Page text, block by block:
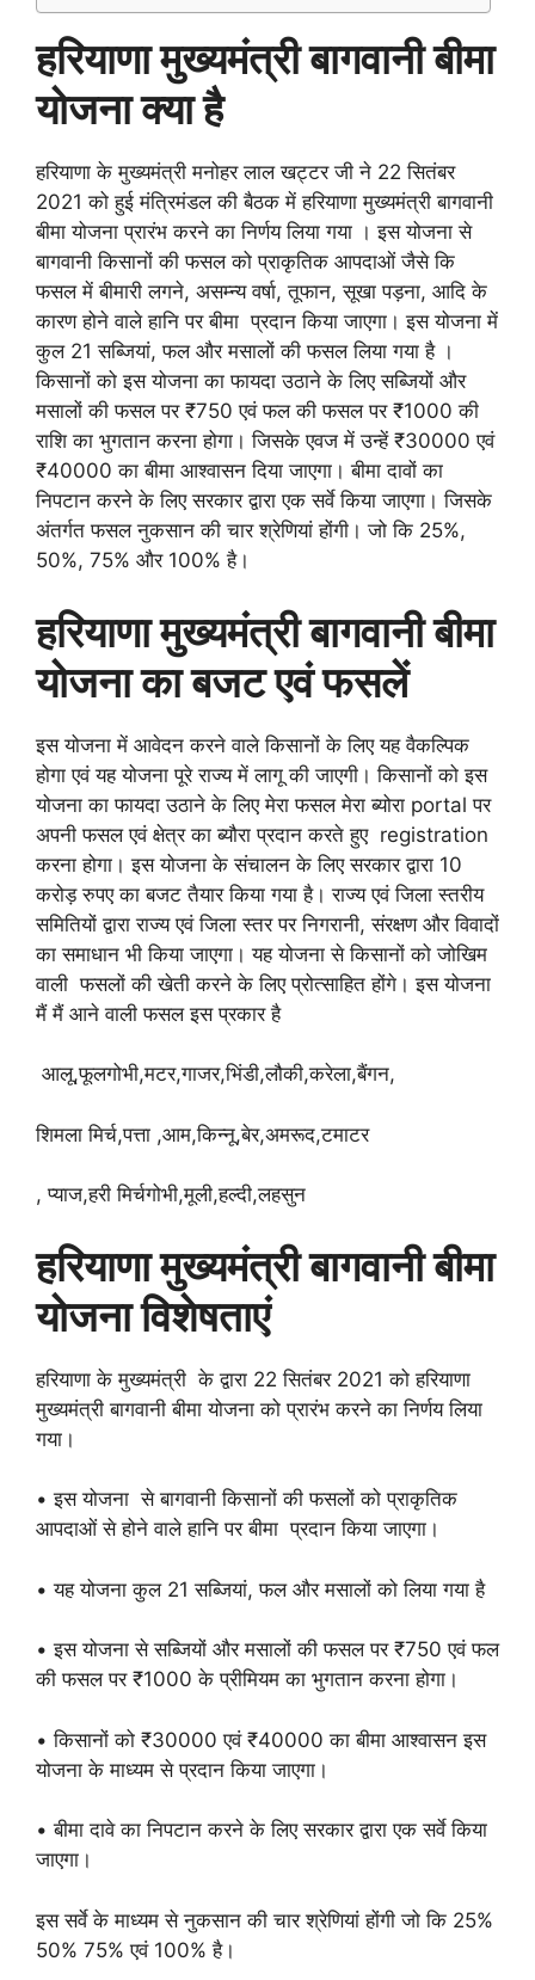
हरियाणामुख्यमंत्रीबागवानीबीमा
योजनाक्याहै
हरियाणा के मुख्यमंत्री मनोहर लाल खट्टर जी ने 22 सितंबर
2021 को हुई मंत्रिमंडल की बैठक में हरियाणा मुख्यमंत्री बागवानी
बीमा योजना प्रारंभ करने का निर्णय लिया गया । इस योजना से
बागवानी किसानों की फसल को प्राकृतिक आपदाओं जैसे कि
फसल में बीमारी लगने, असम्न्य वर्षा, तूफान, सूखा पड़ना, आदि के
कारण होने वाले हानि पर बीमा प्रदान किया जाएगा। इस योजना में
कुल 21 सब्जियां, फल और मसालों की फसल लिया गया है ।
किसानों को इस योजना का फायदा उठाने के लिए सब्जियों और
मसालों की फसल पर ₹750 एवं फल की फसल पर ₹1000 की
राशि का भुगतान करना होगा। जिसके एवज में उन्हें ₹30000 एवं
₹40000 का बीमा आश्वासन दिया जाएगा। बीमा दावों का
निपटान करने के लिए सरकार द्वारा एक सर्वे किया जाएगा। जिसके
अंतर्गत फसल नुकसान की चार श्रेणियां होंगी। जो कि 25%,
50%, 75% और 100% है।
हरियाणामुख्यमंत्रीबागवानीबीमा
योजनाकाबजटएवंफसलें
इस योजना में आवेदन करने वाले किसानों के लिए यह वैकल्पिक
होगा एवं यह योजना पूरे राज्य में लागू की जाएगी। किसानों को इस
योजना का फायदा उठाने के लिए मेरा फसल मेरा ब्योरा portal पर
अपनी फसल एवं क्षेत्र का ब्यौरा प्रदान करते हुए registration
करना होगा। इस योजना के संचालन के लिए सरकार द्वारा 10
करोड़ रुपए का बजट तैयार किया गया है। राज्य एवं जिला स्तरीय
समितियों द्वारा राज्य एवं जिला स्तर पर निगरानी, संरक्षण और विवादों
का समाधान भी किया जाएगा। यह योजना से किसानों को जोखिम
वाली फसलों की खेती करने के लिए प्रोत्साहित होंगे। इस योजना
मैं मैं आने वाली फसल इस प्रकार है
आलू,फूलगोभी,मटर,गाजर,भिंडी,लौकी,करेला,बैंगन,
शिमला मिर्च,पत्ता ,आम,किन्नू,बेर,अमरूद,टमाटर
, प्याज,हरी मिर्चगोभी,मूली,हल्दी,लहसुन
हरियाणामुख्यमंत्रीबागवानीबीमा
योजनाविशेषताएं
हरियाणा के मुख्यमंत्री के द्वारा 22 सितंबर 2021 को हरियाणा
मुख्यमंत्री बागवानी बीमा योजना को प्रारंभ करने का निर्णय लिया
गया।
• इस योजना से बागवानी किसानों की फसलों को प्राकृतिक
आपदाओं से होने वाले हानि पर बीमा प्रदान किया जाएगा।
• यह योजना कुल 21 सब्जियां, फल और मसालों को लिया गया है
• इस योजना से सब्जियों और मसालों की फसल पर ₹750 एवं फल
की फसल पर ₹1000 के प्रीमियम का भुगतान करना होगा।
• किसानों को ₹30000 एवं ₹40000 का बीमा आश्वासन इस
योजना के माध्यम से प्रदान किया जाएगा।
• बीमा दावे का निपटान करने के लिए सरकार द्वारा एक सर्वे किया
जाएगा।
इस सर्वे के माध्यम से नुकसान की चार श्रेणियां होंगी जो कि 25%
50% 75% एवं 100% है।